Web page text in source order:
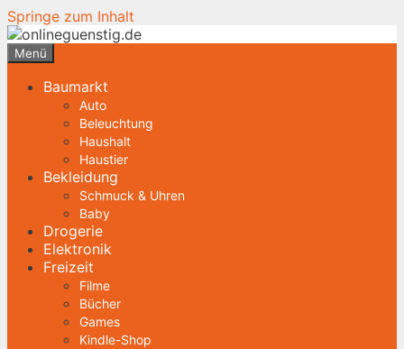
Springe zum Inhalt
Menü
Baumarkt
Auto
Beleuchtung
Haushalt
Haustier
Bekleidung
Schmuck & Uhren
Baby
Drogerie
Elektronik
Freizeit
Filme
Bücher
Games
Kindle-Shop